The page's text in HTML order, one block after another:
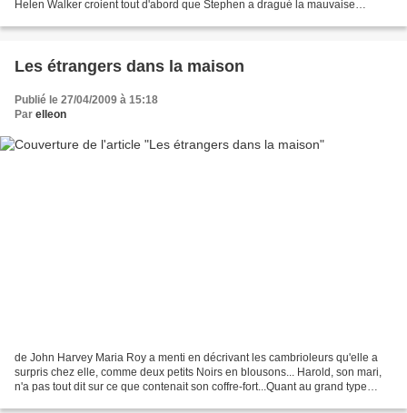
Helen Walker croient tout d'abord que Stephen a dragué la mauvaise
Les étrangers dans la maison
Publié le 27/04/2009 à 15:18
Par elleon
de John Harvey Maria Roy a menti en décrivant les cambrioleurs qu'elle a
surpris chez elle, comme deux petits Noirs en blousons... Harold, son mari,
n'a pas tout dit sur ce que contenait son coffre-fort...Quant au grand type